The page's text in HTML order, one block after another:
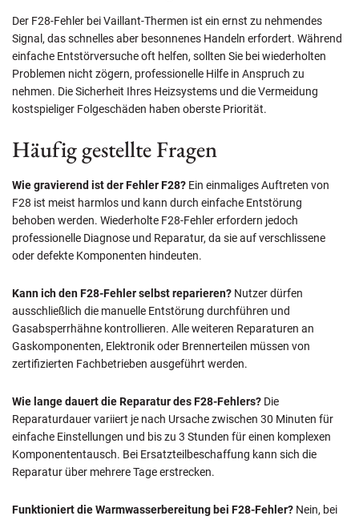
Der F28-Fehler bei Vaillant-Thermen ist ein ernst zu nehmendes
Signal, das schnelles aber besonnenes Handeln erfordert. Während
einfache Entstörversuche oft helfen, sollten Sie bei wiederholten
Problemen nicht zögern, professionelle Hilfe in Anspruch zu
nehmen. Die Sicherheit Ihres Heizsystems und die Vermeidung
kostspieliger Folgeschäden haben oberste Priorität.
Häufig gestellte Fragen
Wie gravierend ist der Fehler F28? Ein einmaliges Auftreten von
F28 ist meist harmlos und kann durch einfache Entstörung
behoben werden. Wiederholte F28-Fehler erfordern jedoch
professionelle Diagnose und Reparatur, da sie auf verschlissene
oder defekte Komponenten hindeuten.
Kann ich den F28-Fehler selbst reparieren? Nutzer dürfen
ausschließlich die manuelle Entstörung durchführen und
Gasabsperrhähne kontrollieren. Alle weiteren Reparaturen an
Gaskomponenten, Elektronik oder Brennerteilen müssen von
zertifizierten Fachbetrieben ausgeführt werden.
Wie lange dauert die Reparatur des F28-Fehlers? Die
Reparaturdauer variiert je nach Ursache zwischen 30 Minuten für
einfache Einstellungen und bis zu 3 Stunden für einen komplexen
Komponententausch. Bei Ersatzteilbeschaffung kann sich die
Reparatur über mehrere Tage erstrecken.
Funktioniert die Warmwasserbereitung bei F28-Fehler? Nein, bei